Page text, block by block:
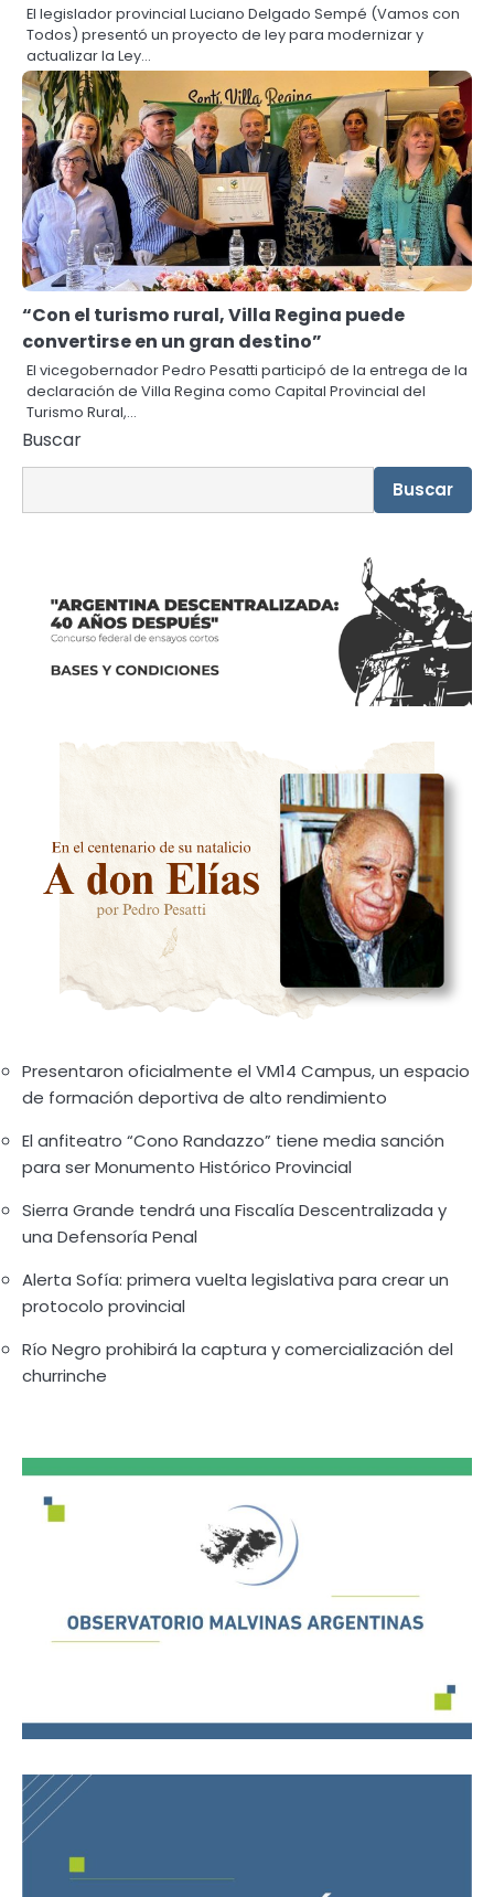
El legislador provincial Luciano Delgado Sempé (Vamos con
Todos) presentó un proyecto de ley para modernizar y
actualizar la Ley…
“Con el turismo rural, Villa Regina puede
convertirse en un gran destino”
El vicegobernador Pedro Pesatti participó de la entrega de la
declaración de Villa Regina como Capital Provincial del
Turismo Rural,…
Buscar
Buscar
Presentaron oficialmente el VM14 Campus, un espacio
de formación deportiva de alto rendimiento
El anfiteatro “Cono Randazzo” tiene media sanción
para ser Monumento Histórico Provincial
Sierra Grande tendrá una Fiscalía Descentralizada y
una Defensoría Penal
Alerta Sofía: primera vuelta legislativa para crear un
protocolo provincial
Río Negro prohibirá la captura y comercialización del
churrinche